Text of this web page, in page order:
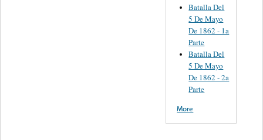
Batalla Del
5 De Mayo
De 1862 - 1a
Parte
Batalla Del
5 De Mayo
De 1862 - 2a
Parte
More